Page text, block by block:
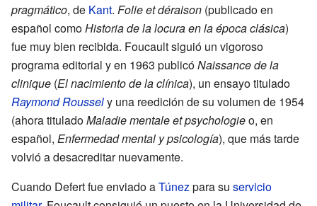
pragmático, de Kant. Folie et déraison (publicado en
español comoHistoria de la locura en la época clásica)
fue muy bien recibida. Foucault siguió un vigoroso
programa editorial y en 1963 publicóNaissance de la
clinique (El nacimiento de la clínica), un ensayo titulado
Raymond Roussely una reedición de su volumen de 1954
(ahora tituladoMaladie mentale et psychologieo, en
español, Enfermedad mental y psicología), que más tarde
volvió a desacreditar nuevamente.
Cuando Defert fue enviado aTúnezpara su servicio